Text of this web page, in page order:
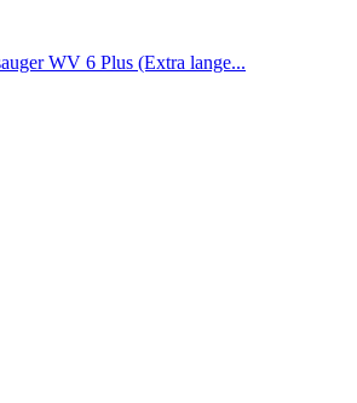
WV 6 Plus (Extra lange...